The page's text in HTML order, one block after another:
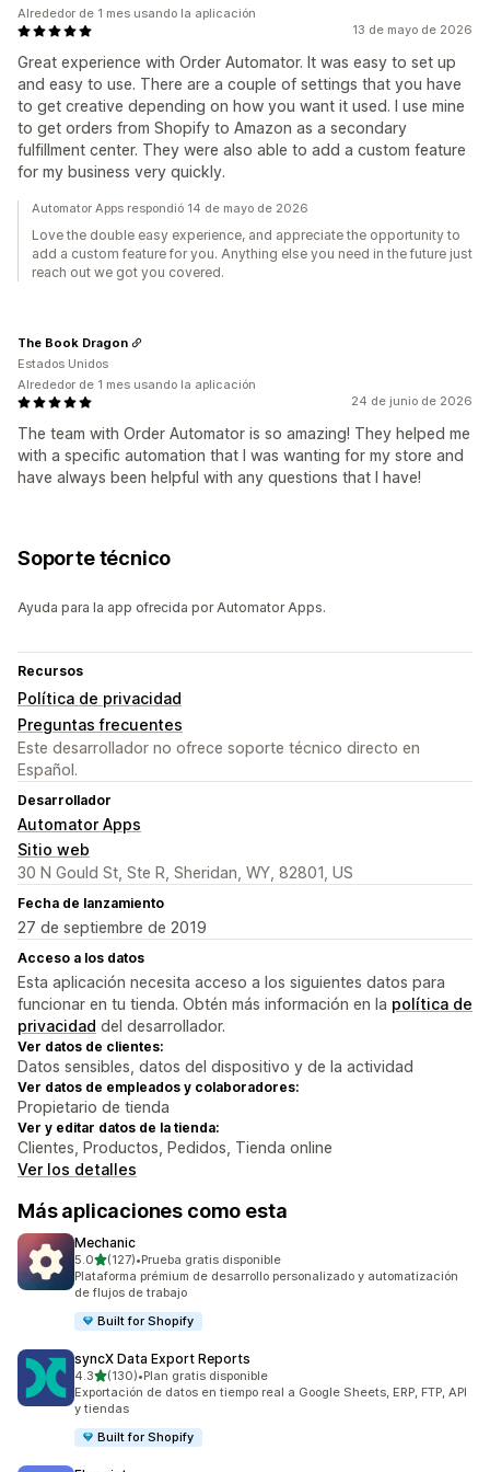
13 de mayo de 2026
Great experience with Order Automator. It was easy to set up
and easy to use. There are a couple of settings that you have
to get creative depending on how you want it used. I use mine
to get orders from Shopify to Amazon as a secondary
fulfillment center. They were also able to add a custom feature
for my business very quickly.
Alrededor de 1 mes usando la aplicación
Automator Apps respondió 14 de mayo de 2026
Love the double easy experience, and appreciate the opportunity to
add a custom feature for you. Anything else you need in the future just
reach out we got you covered.
24 de junio de 2026
The team with Order Automator is so amazing! They helped me
with a specific automation that I was wanting for my store and
have always been helpful with any questions that I have!
The Book Dragon
Estados Unidos
Alrededor de 1 mes usando la aplicación
Soporte técnico
Ayuda para la app ofrecida por Automator Apps.
Recursos
Política de privacidad
Preguntas frecuentes
Este desarrollador no ofrece soporte técnico directo en
Español.
Desarrollador
Automator Apps
Sitio web
30 N Gould St, Ste R, Sheridan, WY, 82801, US
Fecha de lanzamiento
27 de septiembre de 2019
Acceso a los datos
Esta aplicación necesita acceso a los siguientes datos para
funcionar en tu tienda. Obtén más información en la política de
privacidad del desarrollador.
Ver datos de clientes:
Datos sensibles, datos del dispositivo y de la actividad
Ver datos de empleados y colaboradores:
Propietario de tienda
Ver y editar datos de la tienda:
Clientes, Productos, Pedidos, Tienda online
Ver los detalles
Más aplicaciones como esta
Mechanic
5.0de 5 estrellas
(127)
127 reseñas en total
•Prueba gratis disponible
Plataforma prémium de desarrollo personalizado y automatización
de flujos de trabajo
Built for Shopify
syncX Data Export Reports
4.3de 5 estrellas
(130)
130 reseñas en total
•Plan gratis disponible
Exportación de datos en tiempo real a Google Sheets, ERP, FTP, API
y tiendas
Built for Shopify